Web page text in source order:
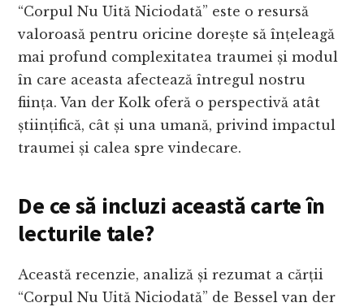
“Corpul Nu Uită Niciodată” este o resursă
valoroasă pentru oricine dorește să înțeleagă
mai profund complexitatea traumei și modul
în care aceasta afectează întregul nostru
ființa. Van der Kolk oferă o perspectivă atât
științifică, cât și una umană, privind impactul
traumei și calea spre vindecare.
De ce să incluzi această carte în
lecturile tale?
Această recenzie, analiză și rezumat a cărții
“Corpul Nu Uită Niciodată” de Bessel van der